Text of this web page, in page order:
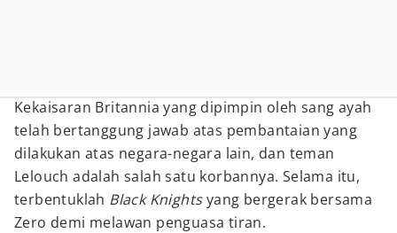
Kekaisaran Britannia yang dipimpin oleh sang ayah
telah bertanggung jawab atas pembantaian yang
dilakukan atas negara-negara lain, dan teman
Lelouch adalah salah satu korbannya. Selama itu,
terbentuklah Black Knightsyang bergerak bersama
Zero demi melawan penguasa tiran.